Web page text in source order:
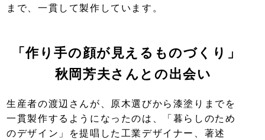
まで、一貫して製作しています。
「作り手の顔が見えるものづくり」
秋岡芳夫さんとの出会い
生産者の渡辺さんが、原木選びから漆塗りまでを
一貫製作するようになったのは、「暮らしのため
のデザイン」を提唱した工業デザイナー、著述